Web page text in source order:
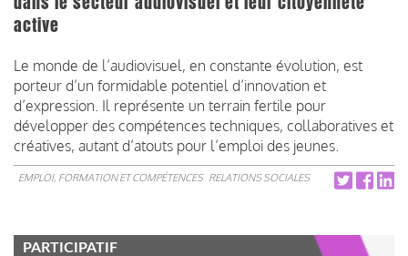
active
Le monde de l’audiovisuel, en constante évolution, est
porteur d’un formidable potentiel d’innovation et
d’expression. Il représente un terrain fertile pour
développer des compétences techniques, collaboratives et
créatives, autant d’atouts pour l’emploi des jeunes.
EMPLOI, FORMATION ET COMPÉTENCES RELATIONS SOCIALES
PARTICIPATIF